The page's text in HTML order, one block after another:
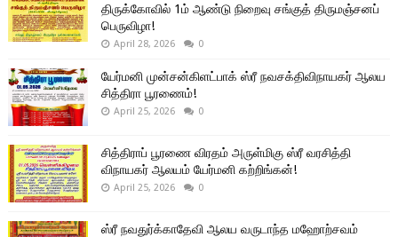
திருக்கோவில் 1ம் ஆண்டு நிறைவு சங்குத் திருமஞ்சனப்
பெருவிழா!
April 28, 2026 0
யேர்மனி முன்சன்கிளட்பாக் ஸ்ரீ நவசக்திவிநாயகர் ஆலய
சித்திரா பூரணைம்!
April 25, 2026 0
சித்திராப் பூரணை விரதம் அருள்மிகு ஸ்ரீ வரசித்தி
விநாயகர் ஆலயம் யேர்மனி கற்றிங்கன்!
April 25, 2026 0
ஸ்ரீ நவதுர்க்காதேவி ஆலய வருடாந்த மஹோற்சவம்